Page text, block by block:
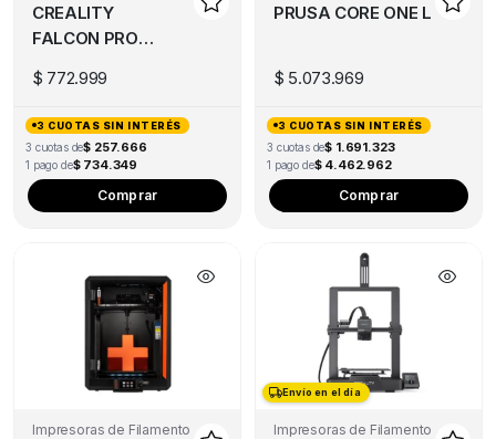
CREALITY
FALCON PRO
$ 772.999
3 CUOTAS SIN INTERÉS
3 cuotas de$ 257.666
1 pago de$ 734.349
Comprar
PRUSA CORE ONE L
$ 5.073.969
3 CUOTAS SIN INTERÉS
3 cuotas de$ 1.691.323
1 pago de$ 4.462.962
Comprar
Impresoras de Filamento
Envío en el día
Envío en el día
Impresoras de Filamento